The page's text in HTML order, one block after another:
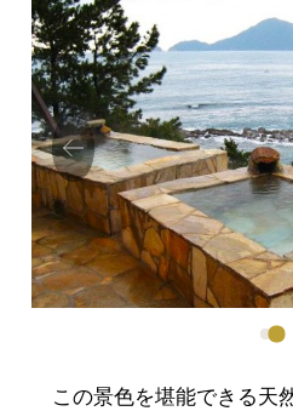
Prev
ious
この景色を堪能できる天